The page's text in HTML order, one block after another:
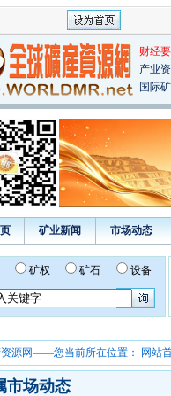
财经
产业
国际
矿业新闻 市场动态
矿权 矿石 设备
源网——您当前所在位置：
网站
市场动态